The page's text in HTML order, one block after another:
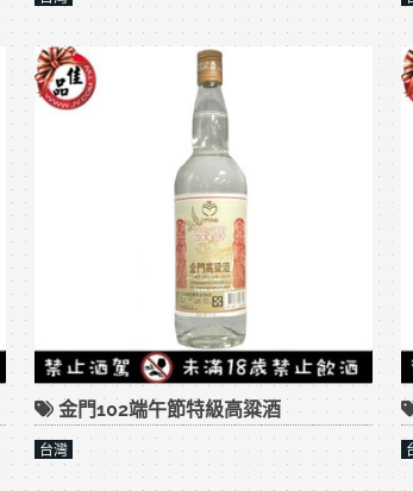
金門102端午節特級高粱酒
台灣